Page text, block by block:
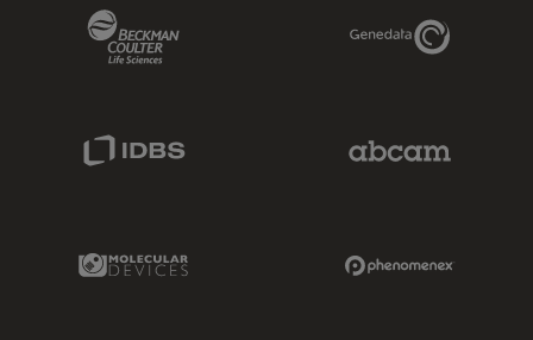
Genedata Link
Molecular Devices Link